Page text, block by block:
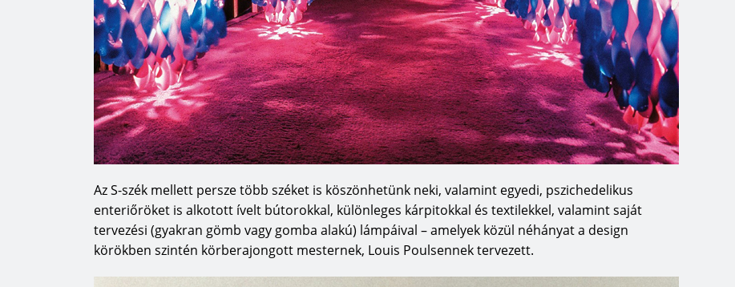
Az S-szék mellett persze több széket is köszönhetünk neki, valamint egyedi, pszichedelikus
enteriőröket is alkotott ívelt bútorokkal, különleges kárpitokkal és textilekkel, valamint saját
tervezési (gyakran gömb vagy gomba alakú) lámpáival – amelyek közül néhányat a design
körökben szintén körberajongott mesternek, Louis Poulsennek tervezett.